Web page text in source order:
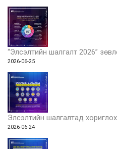
“Элсэлтийн шалгалт 2026”
2026-06-25
Элсэлтийн шалгалтад
2026-06-24